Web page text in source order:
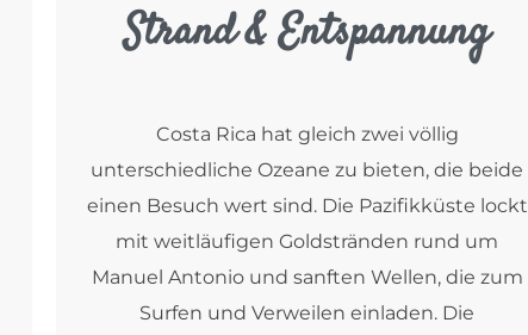
Strand & Entspannung
Costa Rica hat gleich zwei völlig
unterschiedliche Ozeane zu bieten, die beide
einen Besuch wert sind. Die Pazifikküste lockt
mit weitläufigen Goldstränden rund um
Manuel Antonio und sanften Wellen, die zum
Surfen und Verweilen einladen. Die